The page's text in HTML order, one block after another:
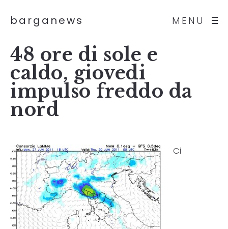
MENU
barganews
48 ore di sole e
caldo, giovedi
impulso freddo da
nord
Ci